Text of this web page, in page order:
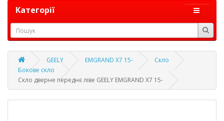
Категорії
GEELY EMGRAND X7 15-
Скло
Бокове скло
Скло дверне переднє ліве GEELY EMGRAND X7 15-